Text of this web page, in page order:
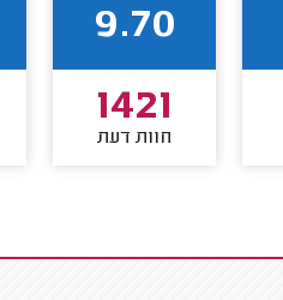
9.70
1421
חוות דעת